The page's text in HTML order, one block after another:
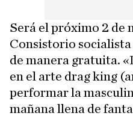
Será el próximo 2 de
Consistorio
de manera gratuita.
en el arte drag king
performar la
mañana llena de